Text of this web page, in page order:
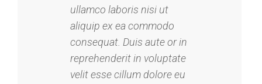
ullamco laboris nisi ut
aliquip ex ea commodo
consequat. Duis aute or in
reprehenderit in voluptate
velit esse cillum dolore eu